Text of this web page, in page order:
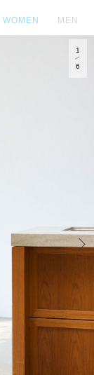
WOMEN MEN
1
6